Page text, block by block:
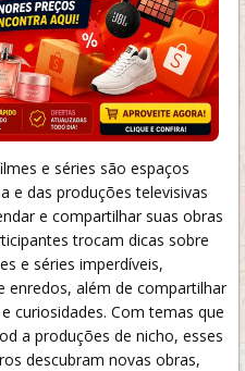
e séries são espaços
e das produções televisivas
e compartilhar suas obras
trocam dicas sobre
e séries imperdíveis,
enredos, além de compartilhar
curiosidades. Com temas que
a produções de nicho, esses
descubram novas obras,